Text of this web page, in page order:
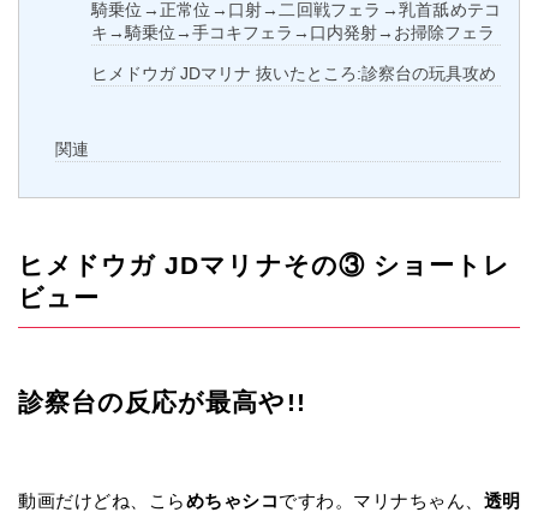
騎乗位→正常位→口射→二回戦フェラ→乳首舐めテコ
キ→騎乗位→手コキフェラ→口内発射→お掃除フェラ
ヒメドウガ JDマリナ 抜いたところ:診察台の玩具攻め
関連
ヒメドウガ JDマリナその③ ショートレ
ビュー
診察台の反応が最高や!!
動画だけどね、こらめちゃシコですわ。マリナちゃん、 透明